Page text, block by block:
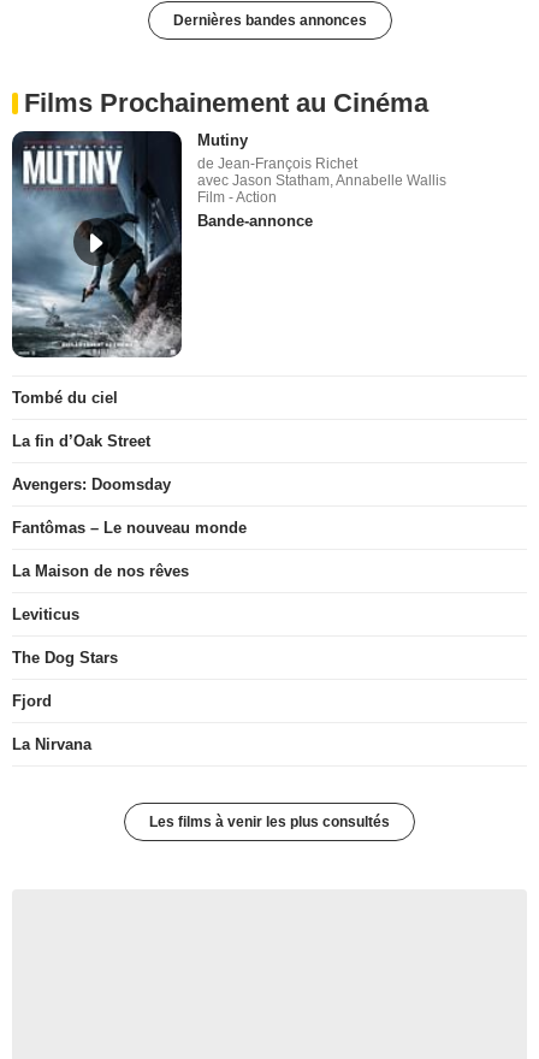
Dernières bandes annonces
Films Prochainement au Cinéma
Mutiny
de Jean-François Richet
avec Jason Statham, Annabelle Wallis
Film - Action
Bande-annonce
Tombé du ciel
La fin d’Oak Street
Avengers: Doomsday
Fantômas – Le nouveau monde
La Maison de nos rêves
Leviticus
The Dog Stars
Fjord
La Nirvana
Les films à venir les plus consultés